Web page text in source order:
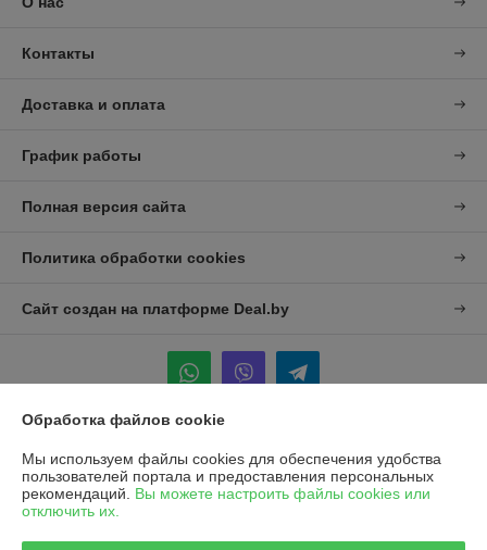
Контакты
Доставка и оплата
График работы
Полная версия сайта
Политика обработки cookies
Сайт создан на платформе Deal.by
Информация для покупателя
Юридическое лицо:УП "Агро-Дон-Снаб"
220086 г. Минск, ул. Славинского 8А, к.5
Регистрационный номер ЕГР: 190437992
Обработка файлов cookie
Мы используем файлы cookies для обеспечения удобства
пользователей портала и предоставления персональных
рекомендаций. Вы можете настроить файлы cookies или
отключить их.